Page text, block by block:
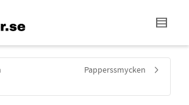
Papperssmycken